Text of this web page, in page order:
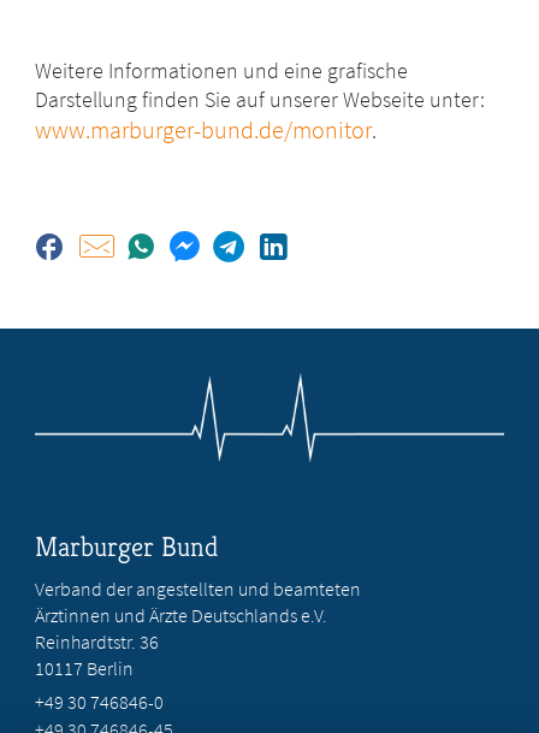
Weitere Informationen und eine grafische
Darstellung finden Sie auf unserer Webseite unter:
www.marburger-bund.de/monitor.
Marburger Bund
Verband der angestellten und beamteten
Ärztinnen und Ärzte Deutschlands e.V.
Reinhardtstr. 36
10117 Berlin
+49 30 746846-0